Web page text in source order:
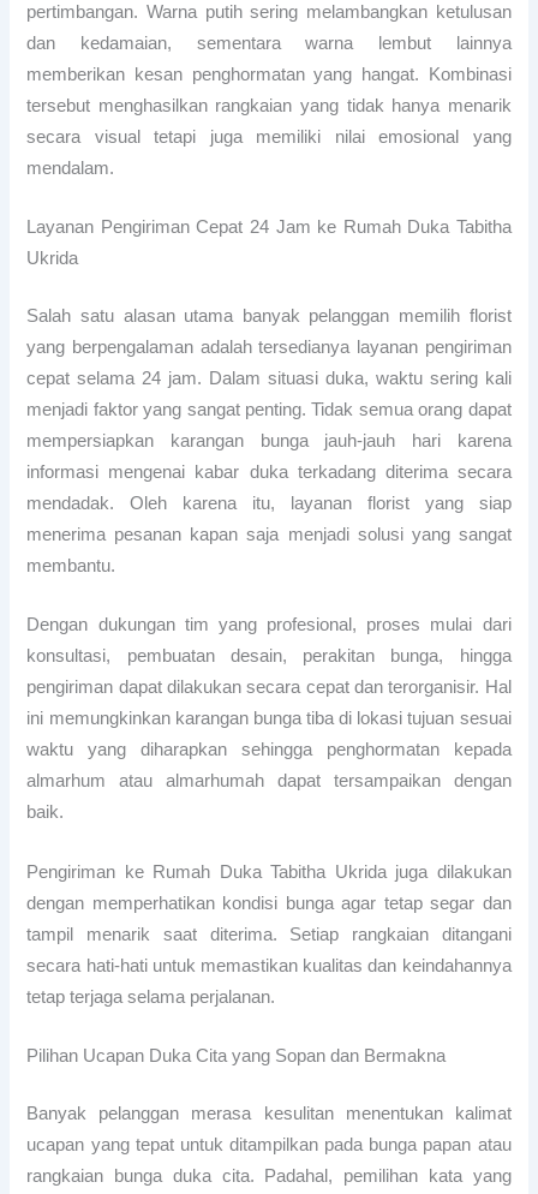
pertimbangan. Warna putih sering melambangkan ketulusan
dan kedamaian, sementara warna lembut lainnya
memberikan kesan penghormatan yang hangat. Kombinasi
tersebut menghasilkan rangkaian yang tidak hanya menarik
secara visual tetapi juga memiliki nilai emosional yang
mendalam.
Layanan Pengiriman Cepat 24 Jam ke Rumah Duka Tabitha
Ukrida
Salah satu alasan utama banyak pelanggan memilih florist
yang berpengalaman adalah tersedianya layanan pengiriman
cepat selama 24 jam. Dalam situasi duka, waktu sering kali
menjadi faktor yang sangat penting. Tidak semua orang dapat
mempersiapkan karangan bunga jauh-jauh hari karena
informasi mengenai kabar duka terkadang diterima secara
mendadak. Oleh karena itu, layanan florist yang siap
menerima pesanan kapan saja menjadi solusi yang sangat
membantu.
Dengan dukungan tim yang profesional, proses mulai dari
konsultasi, pembuatan desain, perakitan bunga, hingga
pengiriman dapat dilakukan secara cepat dan terorganisir. Hal
ini memungkinkan karangan bunga tiba di lokasi tujuan sesuai
waktu yang diharapkan sehingga penghormatan kepada
almarhum atau almarhumah dapat tersampaikan dengan
baik.
Pengiriman ke Rumah Duka Tabitha Ukrida juga dilakukan
dengan memperhatikan kondisi bunga agar tetap segar dan
tampil menarik saat diterima. Setiap rangkaian ditangani
secara hati-hati untuk memastikan kualitas dan keindahannya
tetap terjaga selama perjalanan.
Pilihan Ucapan Duka Cita yang Sopan dan Bermakna
Banyak pelanggan merasa kesulitan menentukan kalimat
ucapan yang tepat untuk ditampilkan pada bunga papan atau
rangkaian bunga duka cita. Padahal, pemilihan kata yang